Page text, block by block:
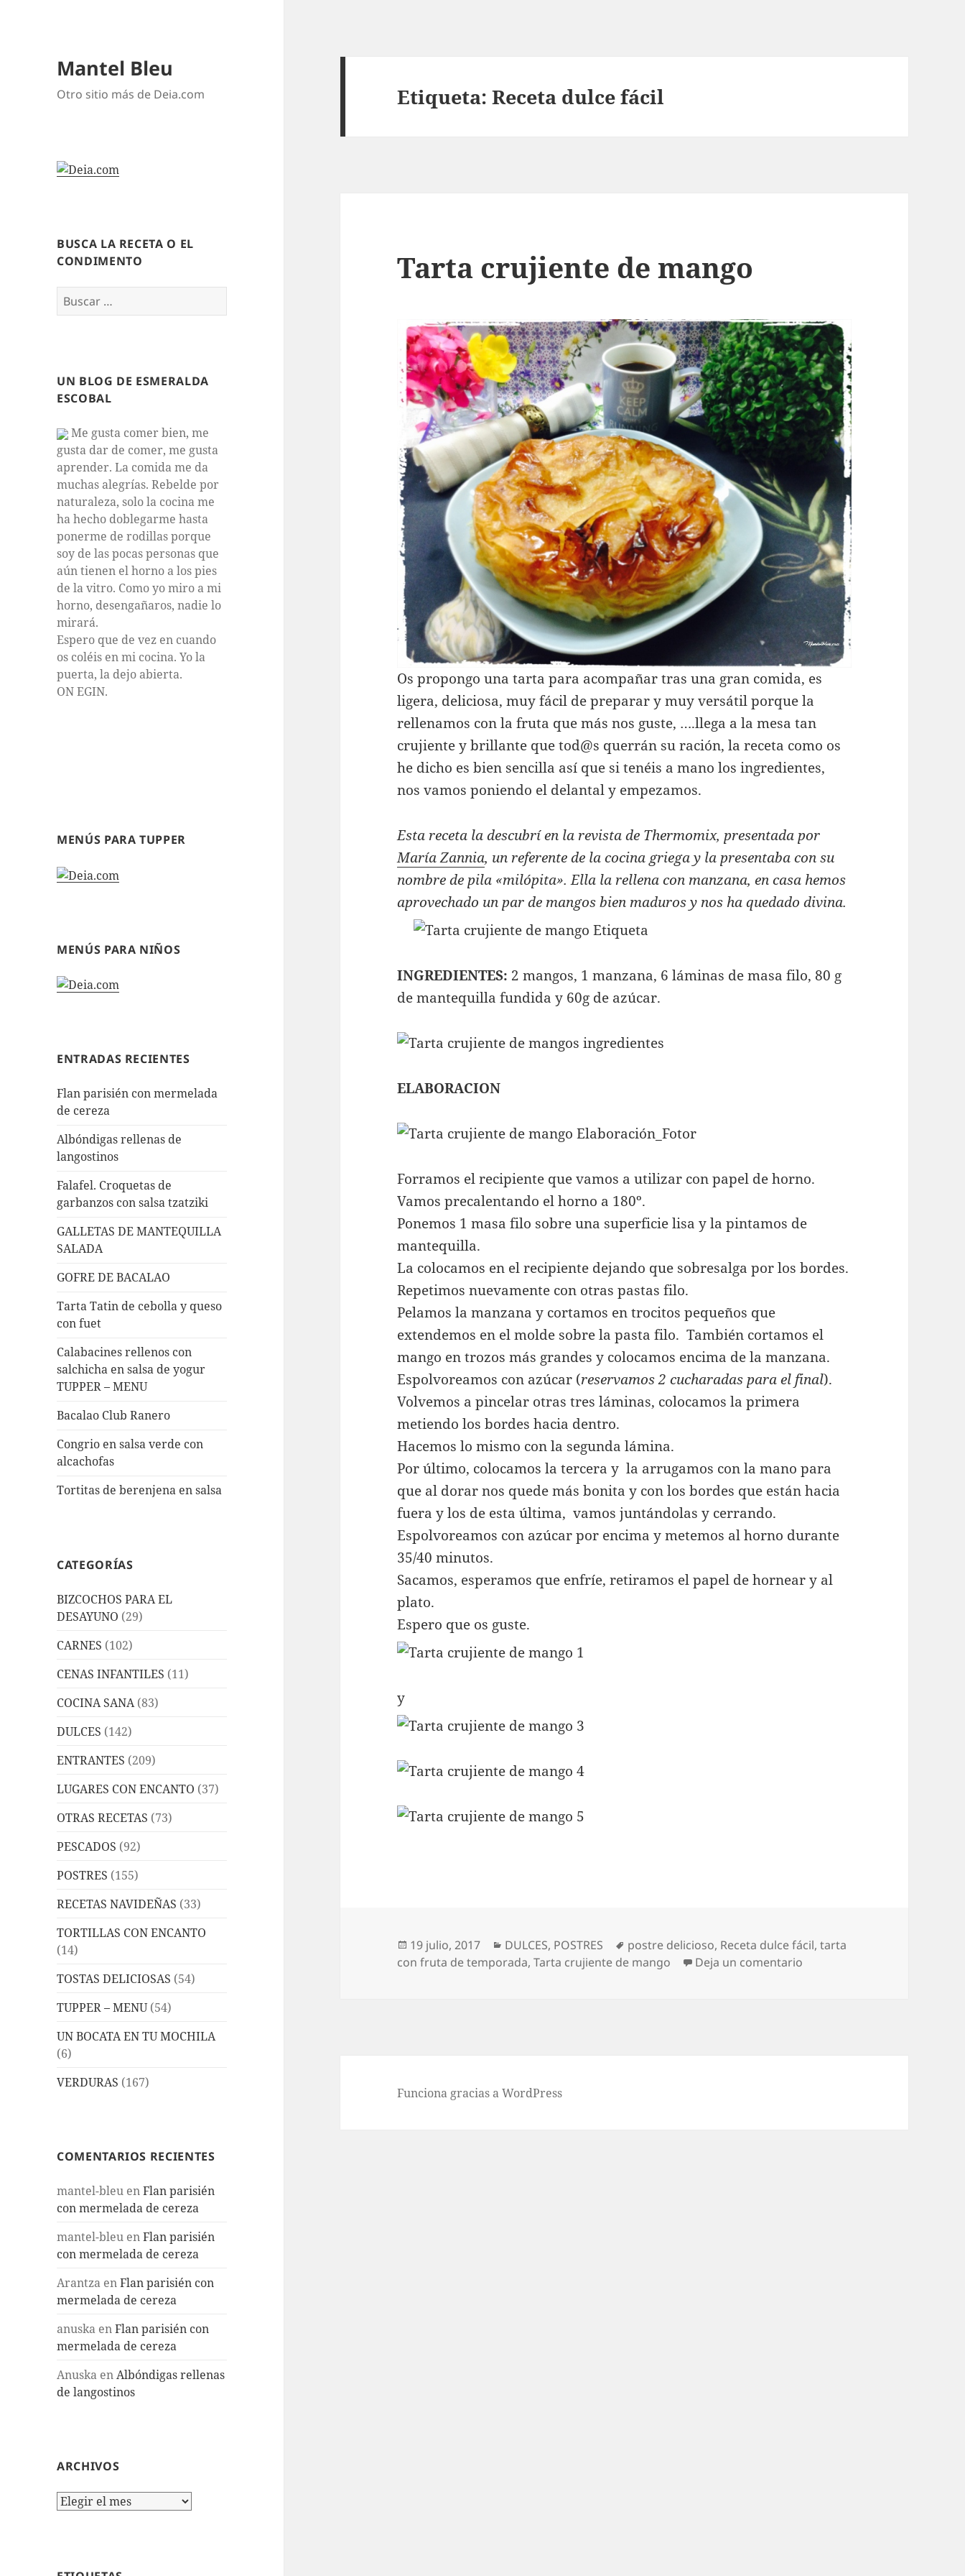
Mantel Bleu
Otro sitio más de Deia.com
BUSCA LA RECETA O EL
CONDIMENTO
Buscar:
UN BLOG DE ESMERALDA
ESCOBAL
Me gusta comer bien, me
gusta dar de comer, me gusta
aprender. La comida me da
muchas alegrías. Rebelde por
naturaleza, solo la cocina me
ha hecho doblegarme hasta
ponerme de rodillas porque
soy de las pocas personas que
aún tienen el horno a los pies
de la vitro. Como yo miro a mi
horno, desengañaros, nadie lo
mirará.
Espero que de vez en cuando
os coléis en mi cocina. Yo la
puerta, la dejo abierta.
ON EGIN.
MENÚS PARA TUPPER
MENÚS PARA NIÑOS
ENTRADAS RECIENTES
Flan parisién con mermelada
de cereza
Albóndigas rellenas de
langostinos
Falafel. Croquetas de
garbanzos con salsa tzatziki
GALLETAS DE MANTEQUILLA
SALADA
GOFRE DE BACALAO
Tarta Tatin de cebolla y queso
con fuet
Calabacines rellenos con
salchicha en salsa de yogur
TUPPER – MENU
Bacalao Club Ranero
Congrio en salsa verde con
alcachofas
Tortitas de berenjena en salsa
CATEGORÍAS
BIZCOCHOS PARA EL
DESAYUNO (29)
CARNES (102)
CENAS INFANTILES (11)
COCINA SANA(83)
DULCES (142)
ENTRANTES (209)
LUGARES CON ENCANTO (37)
OTRAS RECETAS (73)
PESCADOS (92)
POSTRES (155)
RECETAS NAVIDEÑAS (33)
TORTILLAS CON ENCANTO
(14)
TOSTAS DELICIOSAS (54)
TUPPER – MENU(54)
UN BOCATA EN TU MOCHILA
(6)
VERDURAS (167)
COMENTARIOS RECIENTES
mantel-bleu enFlan parisién
con mermelada de cereza
mantel-bleu enFlan parisién
con mermelada de cereza
Arantza enFlan parisién con
mermelada de cereza
anuska enFlan parisién con
mermelada de cereza
Anuska enAlbóndigas rellenas
de langostinos
ARCHIVOS
Archivos
Etiqueta:Receta dulce fácil
Tarta crujiente de mango
Os propongo una tarta para acompañar tras una gran comida, es
ligera, deliciosa, muy fácil de preparar y muy versátil porque la
rellenamos con la fruta que más nos guste, ….llega a la mesa tan
crujiente y brillante que tod@s querrán su ración, la receta como os
he dicho es bien sencilla así que si tenéis a mano los ingredientes,
nos vamos poniendo el delantal y empezamos.
Esta receta la descubrí en la revista de Thermomix, presentada por
María Zannia, un referente de la cocina griega y la presentaba con su
nombre de pila «milópita». Ella la rellena con manzana, en casa hemos
aprovechado un par de mangos bien maduros y nos ha quedado divina.
INGREDIENTES: 2 mangos, 1 manzana, 6 láminas de masa filo, 80 g
de mantequilla fundida y 60g de azúcar.
ELABORACION
Forramos el recipiente que vamos a utilizar con papel de horno.
Vamos precalentando el horno a 180º.
Ponemos 1 masa filo sobre una superficie lisa y la pintamos de
mantequilla.
La colocamos en el recipiente dejando que sobresalga por los bordes.
Repetimos nuevamente con otras pastas filo.
Pelamos la manzana y cortamos en trocitos pequeños que
extendemos en el molde sobre la pasta filo. También cortamos el
mango en trozos más grandes y colocamos encima de la manzana.
Espolvoreamos con azúcar (reservamos 2 cucharadas para el final).
Volvemos a pincelar otras tres láminas, colocamos la primera
metiendo los bordes hacia dentro.
Hacemos lo mismo con la segunda lámina.
Por último, colocamos la tercera y la arrugamos con la mano para
que al dorar nos quede más bonita y con los bordes que están hacia
fuera y los de esta última, vamos juntándolas y cerrando.
Espolvoreamos con azúcar por encima y metemos al horno durante
35/40 minutos.
Sacamos, esperamos que enfríe, retiramos el papel de hornear y al
plato.
Espero que os guste.
y
Publicado
el
19 julio, 2017 Categorías
DULCES, POSTRES Etiquetas
postre delicioso, Receta dulce fácil,tarta
con fruta de temporada,Tarta crujiente de mango Deja un comentario
Funciona gracias a WordPress